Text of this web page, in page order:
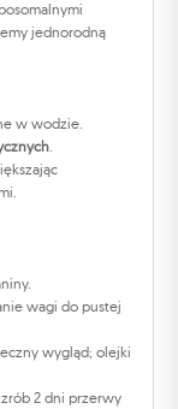
jednorodną
w wodzie.
wagi do pustej
wygląd; olejki
2 dni przerwy